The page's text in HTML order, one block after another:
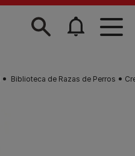
Biblioteca de Razas de Perros